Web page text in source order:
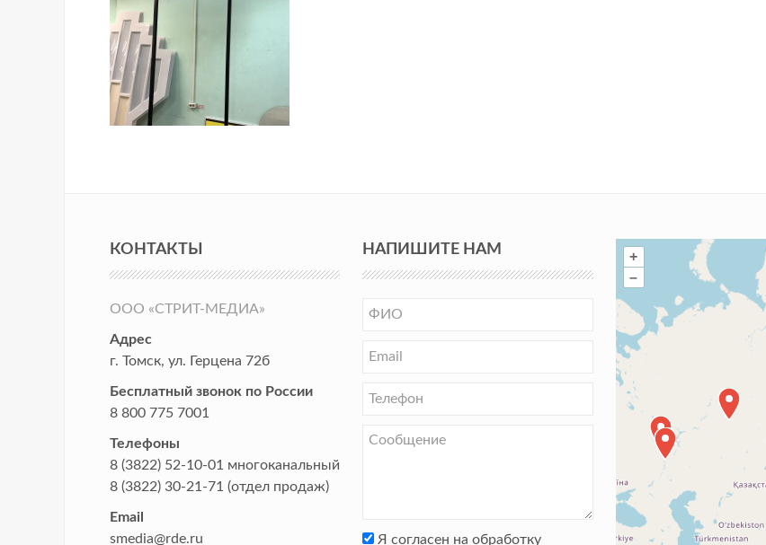
КОНТАКТЫ
ООО «СТРИТ-МЕДИА»
Адрес
г. Томск, ул. Герцена 72б
Бесплатный звонок по России
8 800 775 7001
Телефоны
8 (3822) 52-10-01 многоканальный
8 (3822) 30-21-71 (отдел продаж)
Email
smedia@rde.ru
НАПИШИТЕ НАМ
Я согласен на обработку
+
–